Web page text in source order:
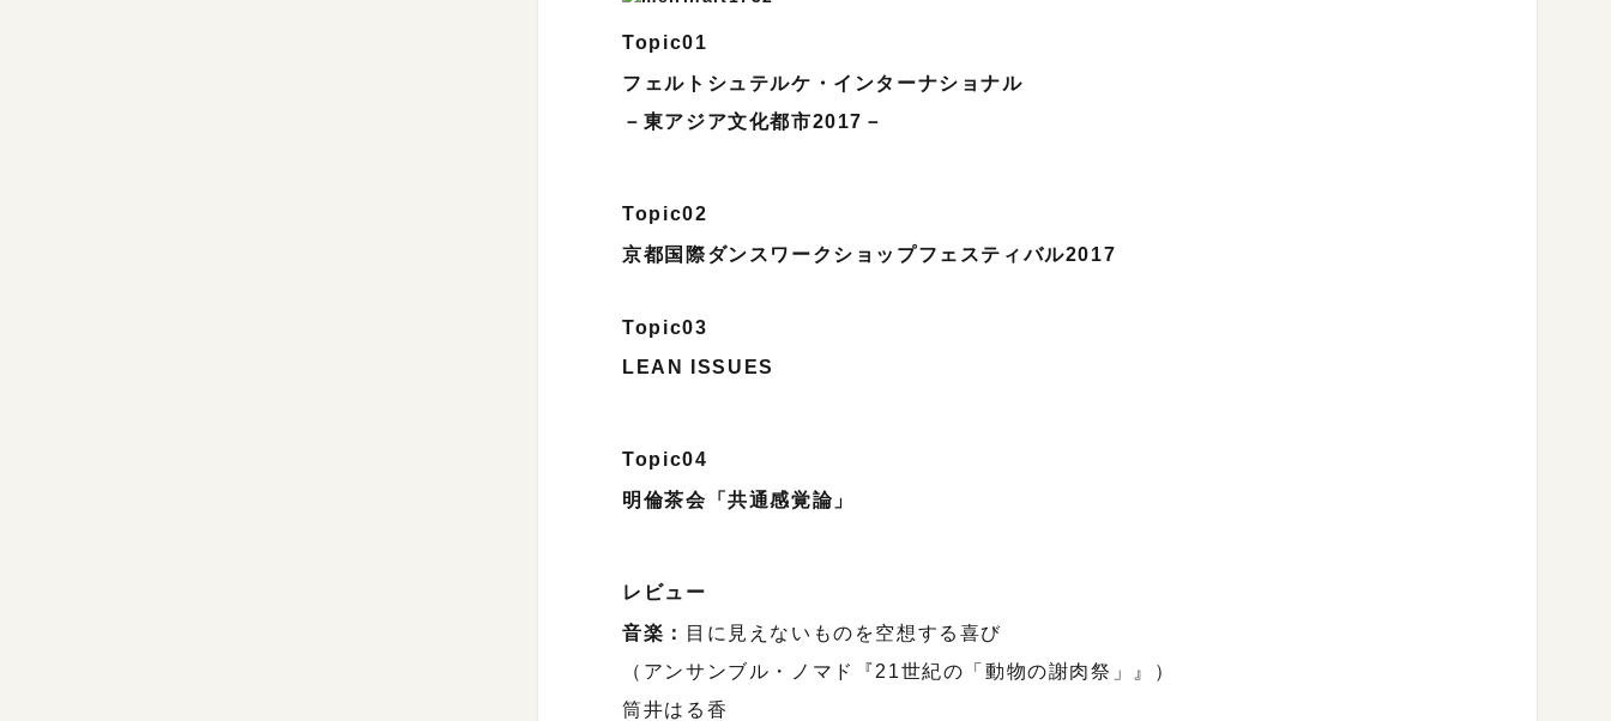
Topic01
フェルトシュテルケ・インターナショナル
－東アジア文化都市2017－
Topic02
京都国際ダンスワークショップフェスティバル2017
Topic03
LEAN ISSUES
Topic04
明倫茶会「共通感覚論」
レビュー
音楽：
目に見えないものを空想する喜び
（アンサンブル・ノマド『21世紀の「動物の謝肉祭」』）
筒井はる香